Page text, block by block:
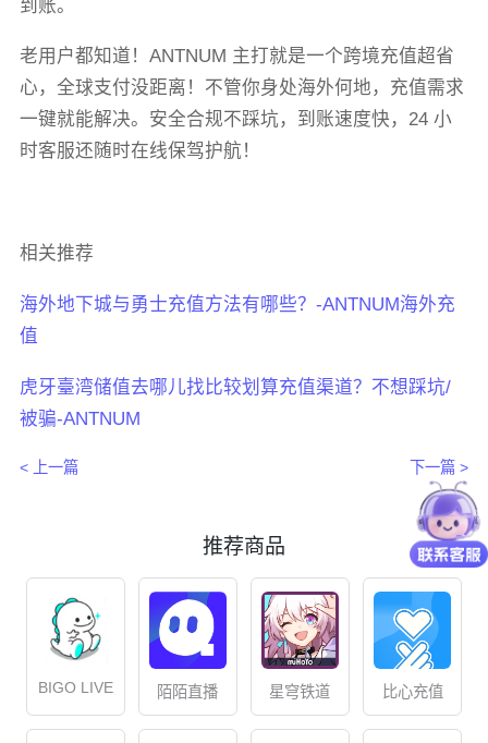
到账。
老用户都知道！ANTNUM 主打就是一个跨境充值超省
心，全球支付没距离！不管你身处海外何地，充值需求
一键就能解决。安全合规不踩坑，到账速度快，24 小
时客服还随时在线保驾护航！
相关推荐
海外地下城与勇士充值方法有哪些？-ANTNUM海外充
值
虎牙臺湾储值去哪儿找比较划算充值渠道？不想踩坑/
被骗-ANTNUM
< 上一篇 下一篇 >
推荐商品
BIGO LIVE 陌陌直播 星穹铁道 比心充值